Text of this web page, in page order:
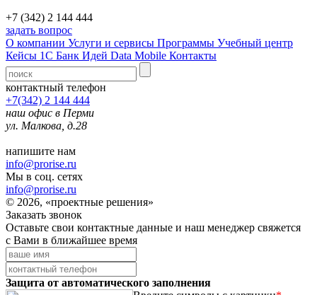
+7 (342) 2 144 444
задать вопрос
О компании Услуги и сервисы Программы Учебный центр
Кейсы 1С Банк Идей Data Mobile Контакты
контактный телефон
+7(342) 2 144 444
наш офис в Перми
ул. Малкова, д.28
напишите нам
info@prorise.ru
Мы в соц. сетях
info@prorise.ru
© 2026, «проектные решения»
Заказать звонок
Оставьте свои контактные данные и наш менеджер свяжется
с Вами в ближайшее время
Защита от автоматического заполнения